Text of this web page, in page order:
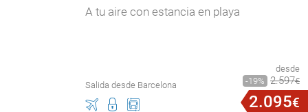
A tu aire con estancia en playa
Salida desde Barcelona
desde
19
2.597€
2.095€